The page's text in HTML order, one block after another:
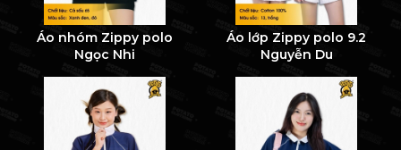
Áo nhóm Zippy polo
Ngọc Nhi
Áo lớp Zippy polo 9.2
Nguyễn Du